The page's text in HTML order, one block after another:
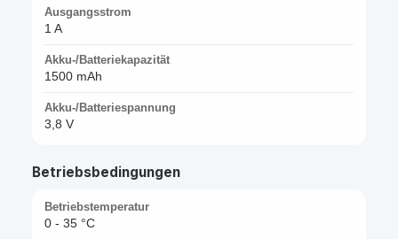
Ausgangsstrom
1 A
Akku-/Batteriekapazität
1500 mAh
Akku-/Batteriespannung
3,8 V
Betriebsbedingungen
Betriebstemperatur
0 - 35 °C